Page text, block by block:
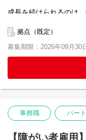
【福利厚生】
施工スタッフが仕事と
年間休日110日の他に、
可能な制度となってお
限に半額を会社が補助し
将来の資産形成をサポ
成長を続けられるのは
斬新な各種制度を導入
す。
今後も、従業員の皆様
指していきます。
2024年から施工スタッ
年間休日110日の他に、
可能な制度となってお
■美容と健康のサポート
拠点（既定）
募集期限：2026年09月30
事務職 パート
【障がい者雇用